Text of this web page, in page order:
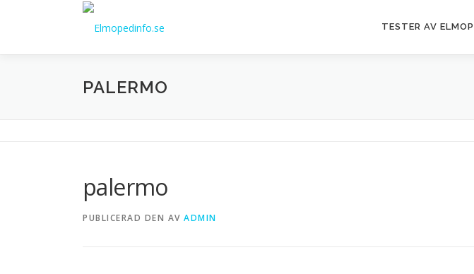
TESTER AV
PALERMO
palermo
PUBLICERAD DEN AV ADMIN